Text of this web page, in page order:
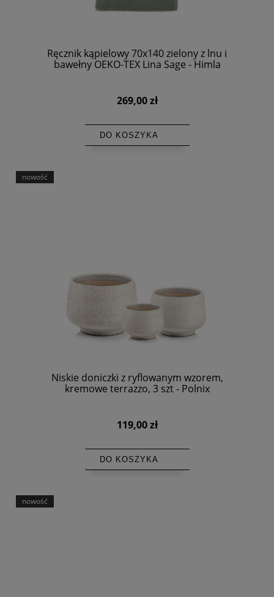
Ręcznik kąpielowy 70x140 zielony z lnu i
bawełny OEKO-TEX Lina Sage - Himla
269,00 zł
DO KOSZYKA
Niskie doniczki z ryflowanym wzorem,
kremowe terrazzo, 3 szt - Polnix
119,00 zł
DO KOSZYKA
nowość
nowość